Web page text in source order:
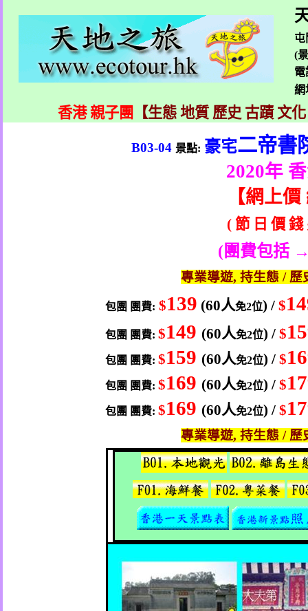
屯
(
電
香港 親子團 【生態 地質 歷史 古蹟 文
B03-04 景點: 豪宅二帝書
2020年
【網上價
( 節 日 價 錢
(團費包括
專業導遊, 持生態 / 歷
包團 團費: $139 (60人免2位) /$
包團 團費:$149 (60人免2位) /$
包團 團費:$159 (60人免2位) /$
包團 團費:$169 (60人免2位) /$
包團 團費:$169 (60人免2位) /$
專業導遊, 持生態 / 歷